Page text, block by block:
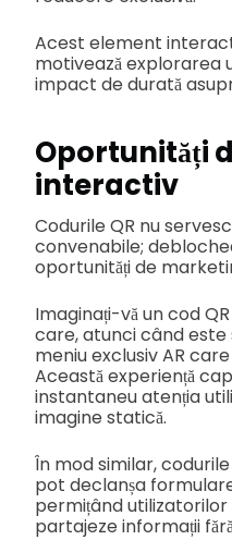
Acest element
motivează explorarea
impact de durată
Oportunități
interactiv
Codurile QR nu
convenabile;
oportunități de
Imaginați-vă un cod
care, atunci când este
meniu exclusiv AR
Această experiență
instantaneu atenția
imagine statică.
În mod similar,
pot declanșa
permițând utilizatorilor
partajeze informații